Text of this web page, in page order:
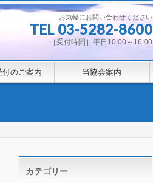
お気軽にお問い合わせください
TEL 03-5282-8600
［受付時間］平日10:00～16:00
付のご案内 当協会案内
カテゴリー